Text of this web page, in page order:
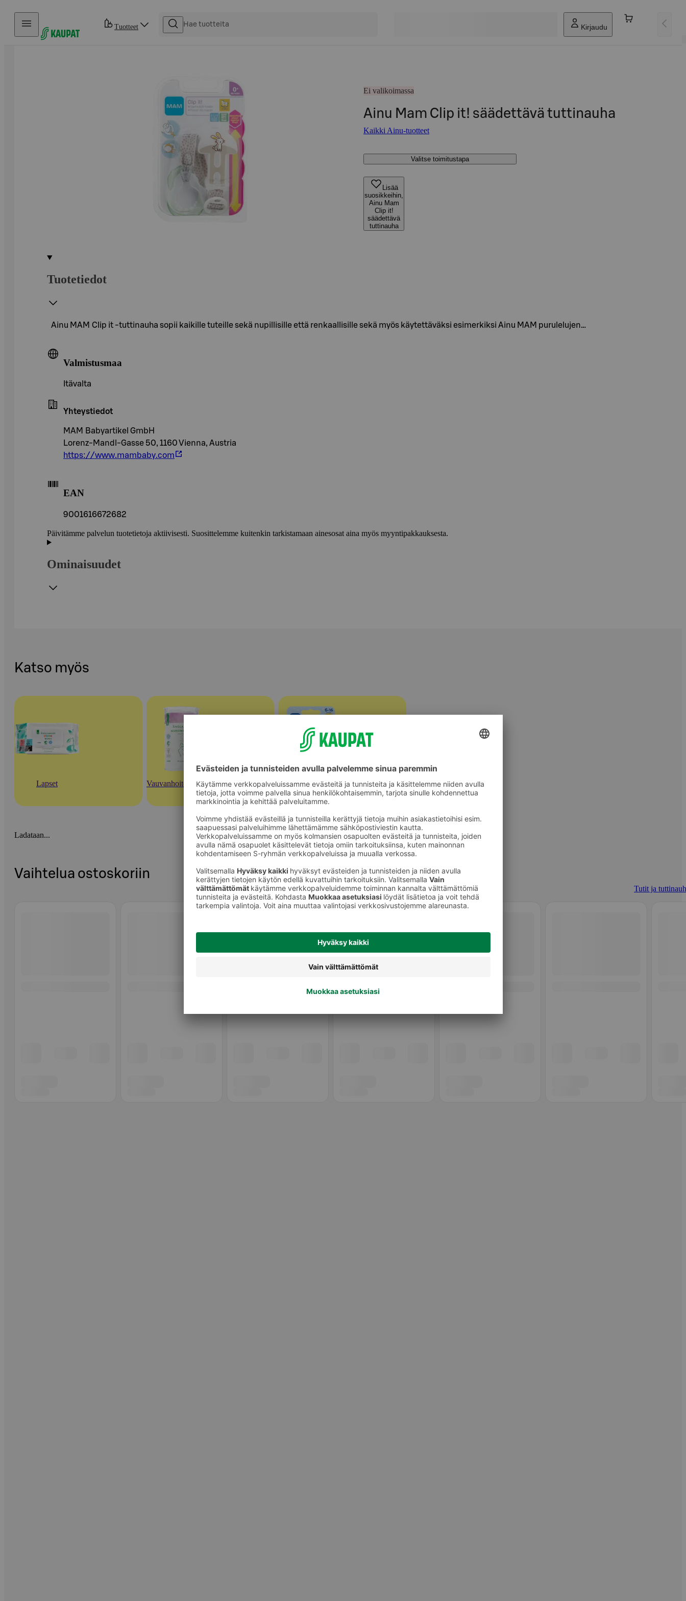
Hyppää sisältöön
Tuotteet Kirjaudu
Ei valikoimassa
Ainu Mam Clip it! säädettävä tuttinauha
Kaikki Ainu-tuotteet
Valitse toimitustapa
Lisää
suosikkeihin,
Ainu Mam
Clip it!
säädettävä
tuttinauha
Tuotetiedot
Ainu MAM Clip it -tuttinauha sopii kaikille tuteille sekä nupillisille että renkaallisille sekä myös käytettäväksi esimerkiksi Ainu MAM purulelujen…
Valmistusmaa
Itävalta
Yhteystiedot
MAM Babyartikel GmbH
Lorenz-Mandl-Gasse 50, 1160 Vienna, Austria
https://www.mambaby.com
EAN
9001616672682
Päivitämme palvelun tuotetietoja aktiivisesti. Suosittelemme kuitenkin tarkistamaan ainesosat aina myös myyntipakkauksesta.
Ominaisuudet
Katso myös
Lapset Vauvanhoitotarvikkeet Tutit ja tuttinauhat
Ladataan...
Vaihtelua ostoskoriin
Tutit ja